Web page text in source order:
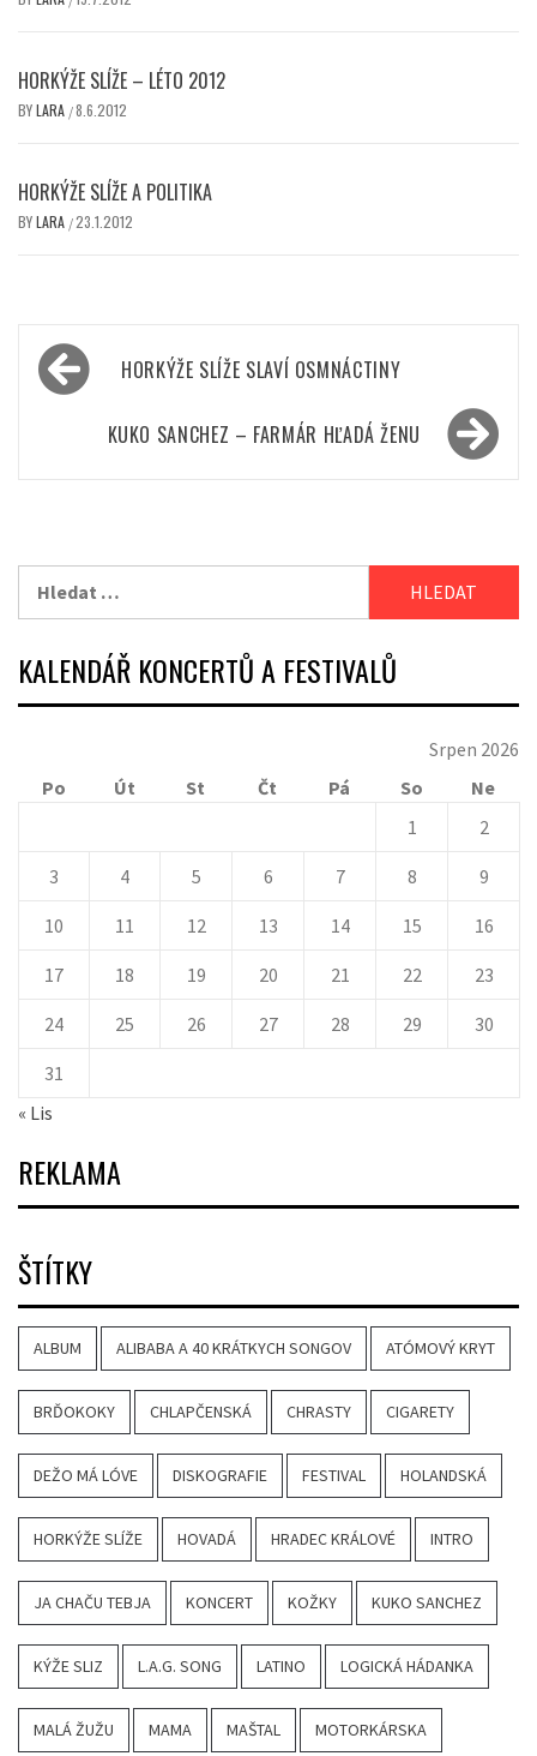
HORKÝŽE SLÍŽE – LÉTO 2012
BYLARA /8.6.2012
HORKÝŽE SLÍŽE A POLITIKA
BYLARA /23.1.2012
Navigace
pro
příspěvek
HORKÝŽE SLÍŽE SLAVÍ OSMNÁCTINY
KUKO SANCHEZ – FARMÁR HĽADÁ ŽENU
KALENDÁŘ KONCERTŮ A FESTIVALŮ
Srpen 2026
Po
Út St Čt Pá So
Ne
1
2
3 4 5 6 7 8 9
10 11 12 13 14 15 16
17 18 19 20 21 22 23
24 25 26 27 28 29 30
31
« Lis
REKLAMA
ŠTÍTKY
ALBUM ALIBABA A 40 KRÁTKYCH SONGOV ATÓMOVÝ KRYT
BRĎOKOKY CHLAPČENSKÁ CHRASTY CIGARETY
DEŽO MÁ LÓVE DISKOGRAFIE FESTIVAL HOLANDSKÁ
HORKÝŽE SLÍŽE HOVADÁ HRADEC KRÁLOVÉ INTRO
JA CHAČU TEBJA KONCERT KOŽKY KUKO SANCHEZ
KÝŽE SLIZ L.A.G. SONG LATINO LOGICKÁ HÁDANKA
MALÁ ŽUŽU MAMA MAŠTAL MOTORKÁRSKA